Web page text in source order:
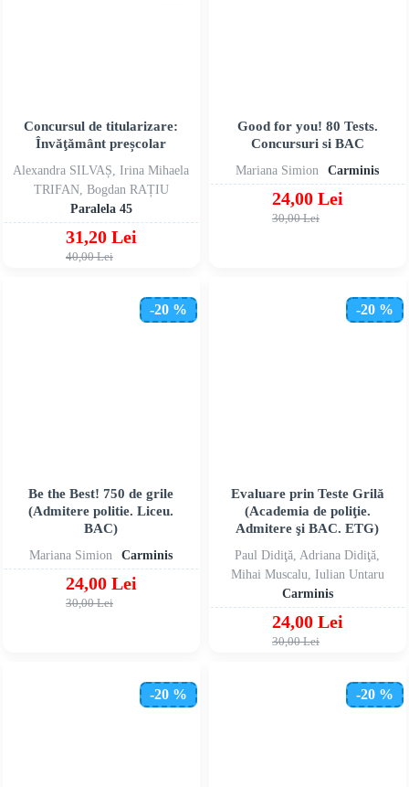
Alexandra SILVAȘ, Irina Mihaela
TRIFAN, Bogdan RAȚIU
Paralela 45
Concursul de titularizare:
Învăţământ preșcolar
31,20 Lei
40,00 Lei
Mariana Simion Carminis
Good for you! 80 Tests.
Concursuri si BAC
24,00 Lei
30,00 Lei
-20 %
Mariana Simion Carminis
Be the Best! 750 de grile
(Admitere politie. Liceu.
BAC)
24,00 Lei
30,00 Lei
-20 %
Paul Didiţă, Adriana Didiţă,
Mihai Muscalu, Iulian Untaru
Carminis
Evaluare prin Teste Grilă
(Academia de poliţie.
Admitere şi BAC. ETG)
24,00 Lei
30,00 Lei
-20 % -20 %